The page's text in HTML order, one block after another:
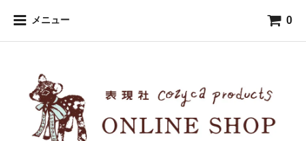
メニュー 0